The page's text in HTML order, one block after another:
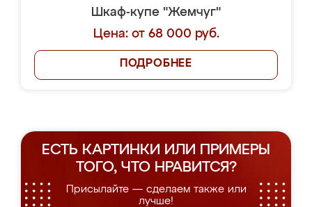
Шкаф-купе "Жемчуг"
Цена: от 68 000 руб.
ПОДРОБНЕЕ
ЕСТЬ КАРТИНКИ ИЛИ ПРИМЕРЫ
ТОГО, ЧТО НРАВИТСЯ?
Присылайте — сделаем также или
лучше!